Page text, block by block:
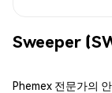
Sweeper
Phemex 전문가의